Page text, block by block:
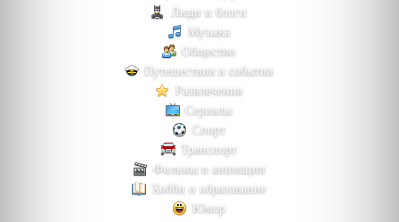
Люди и блоги
Музыка
Общество
Путешествия и события
Развлечения
Сериалы
Спорт
Транспорт
Фильмы и анимация
Хобби и образование
Юмор